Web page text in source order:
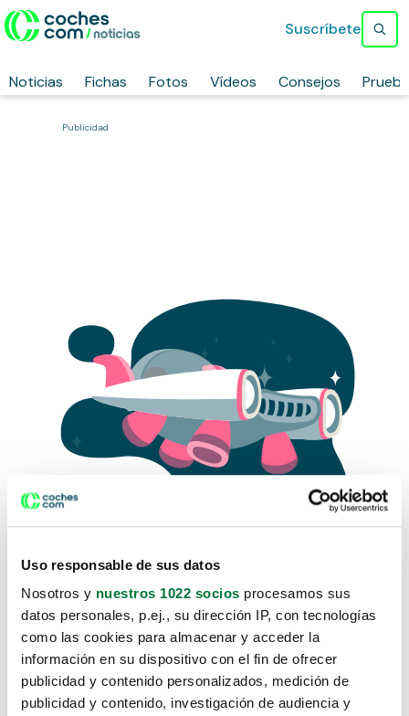
Uso responsable de sus datos
Nosotros y nuestros 1022 socios procesamos sus
datos personales, p.ej., su dirección IP, con tecnologías
como las cookies para almacenar y acceder la
información en su dispositivo con el fin de ofrecer
publicidad y contenido personalizados, medición de
publicidad y contenido, investigación de audiencia y
Noticias Fichas Fotos Vídeos Consejos
Suscríbete
Publicidad
Lo sentimos, no sabemos como
te hemos traido hasta aquí.